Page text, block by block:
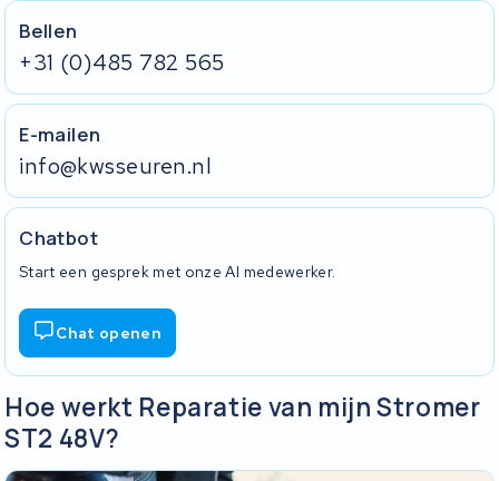
Bellen
+31 (0)485 782 565
E-mailen
info@kwsseuren.nl
Chatbot
Start een gesprek met onze AI medewerker.
Chat openen
Hoe werkt Reparatie van mijn Stromer
ST2 48V?